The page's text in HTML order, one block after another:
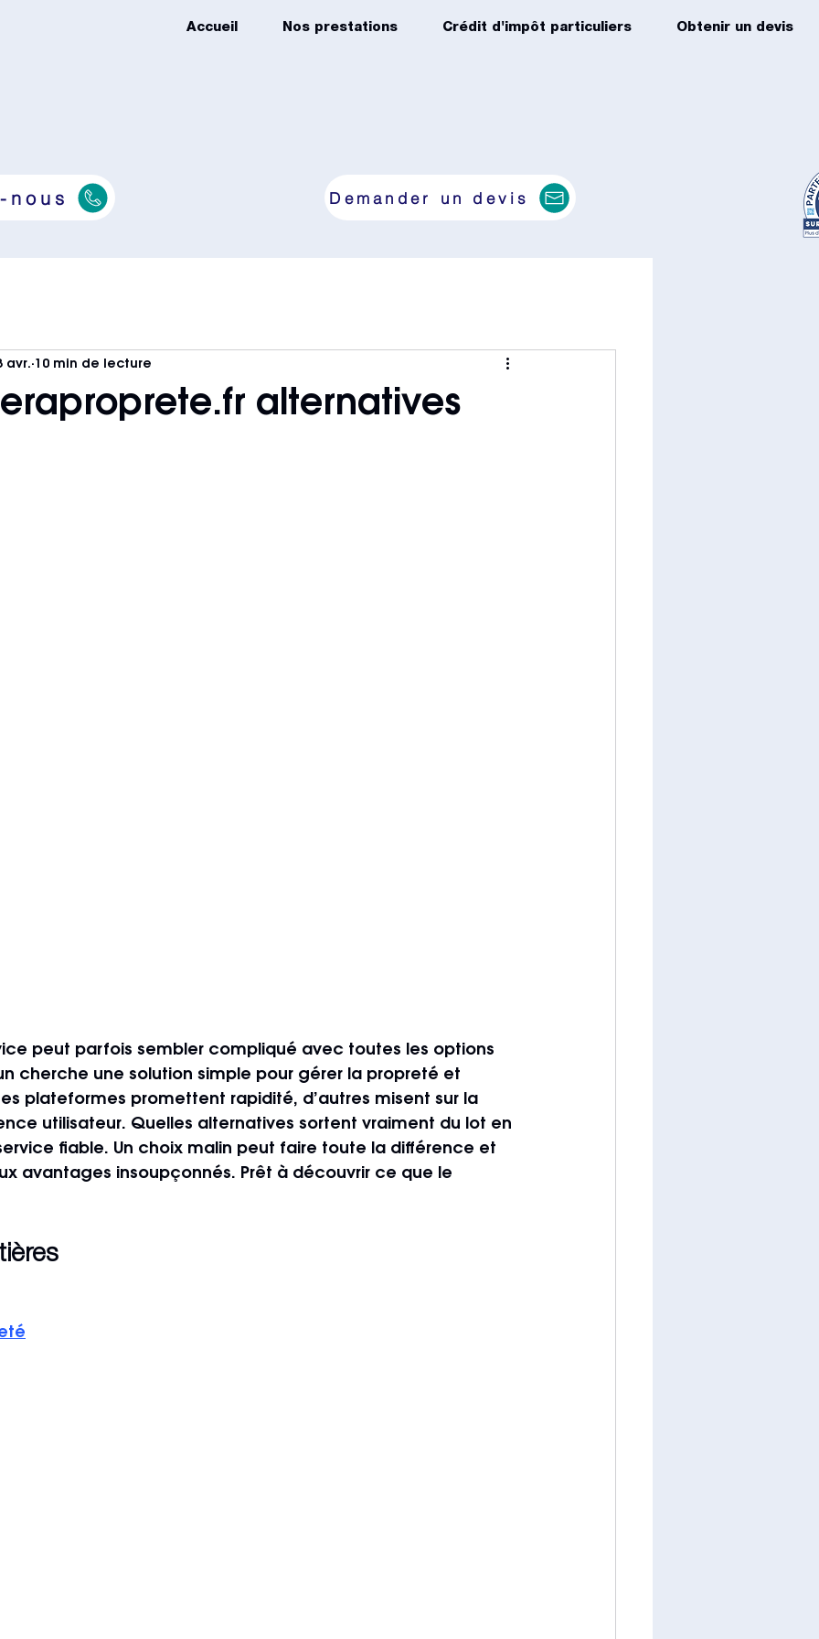
Accueil Nos prestations Crédit d'impôt particuliers Obtenir un devis
nous Demander un devis
alternatives
avr. 10 min de lecture
peut parfois sembler compliqué avec toutes les options
cherche une solution simple pour gérer la propreté et
plateformes promettent rapidité, d’autres misent sur la
utilisateur. Quelles alternatives sortent vraiment du lot en
fiable. Un choix malin peut faire toute la différence et
avantages insoupçonnés. Prêt à découvrir ce que le